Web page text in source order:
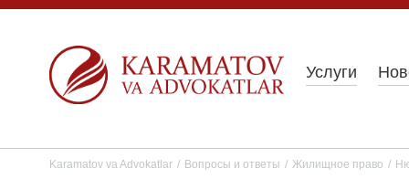
Услуги
Karamatov va Advokatlar / Вопросы и ответы / Жилищное право /